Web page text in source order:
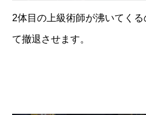
2体目の上級術師が沸いてく
て撤退させます。